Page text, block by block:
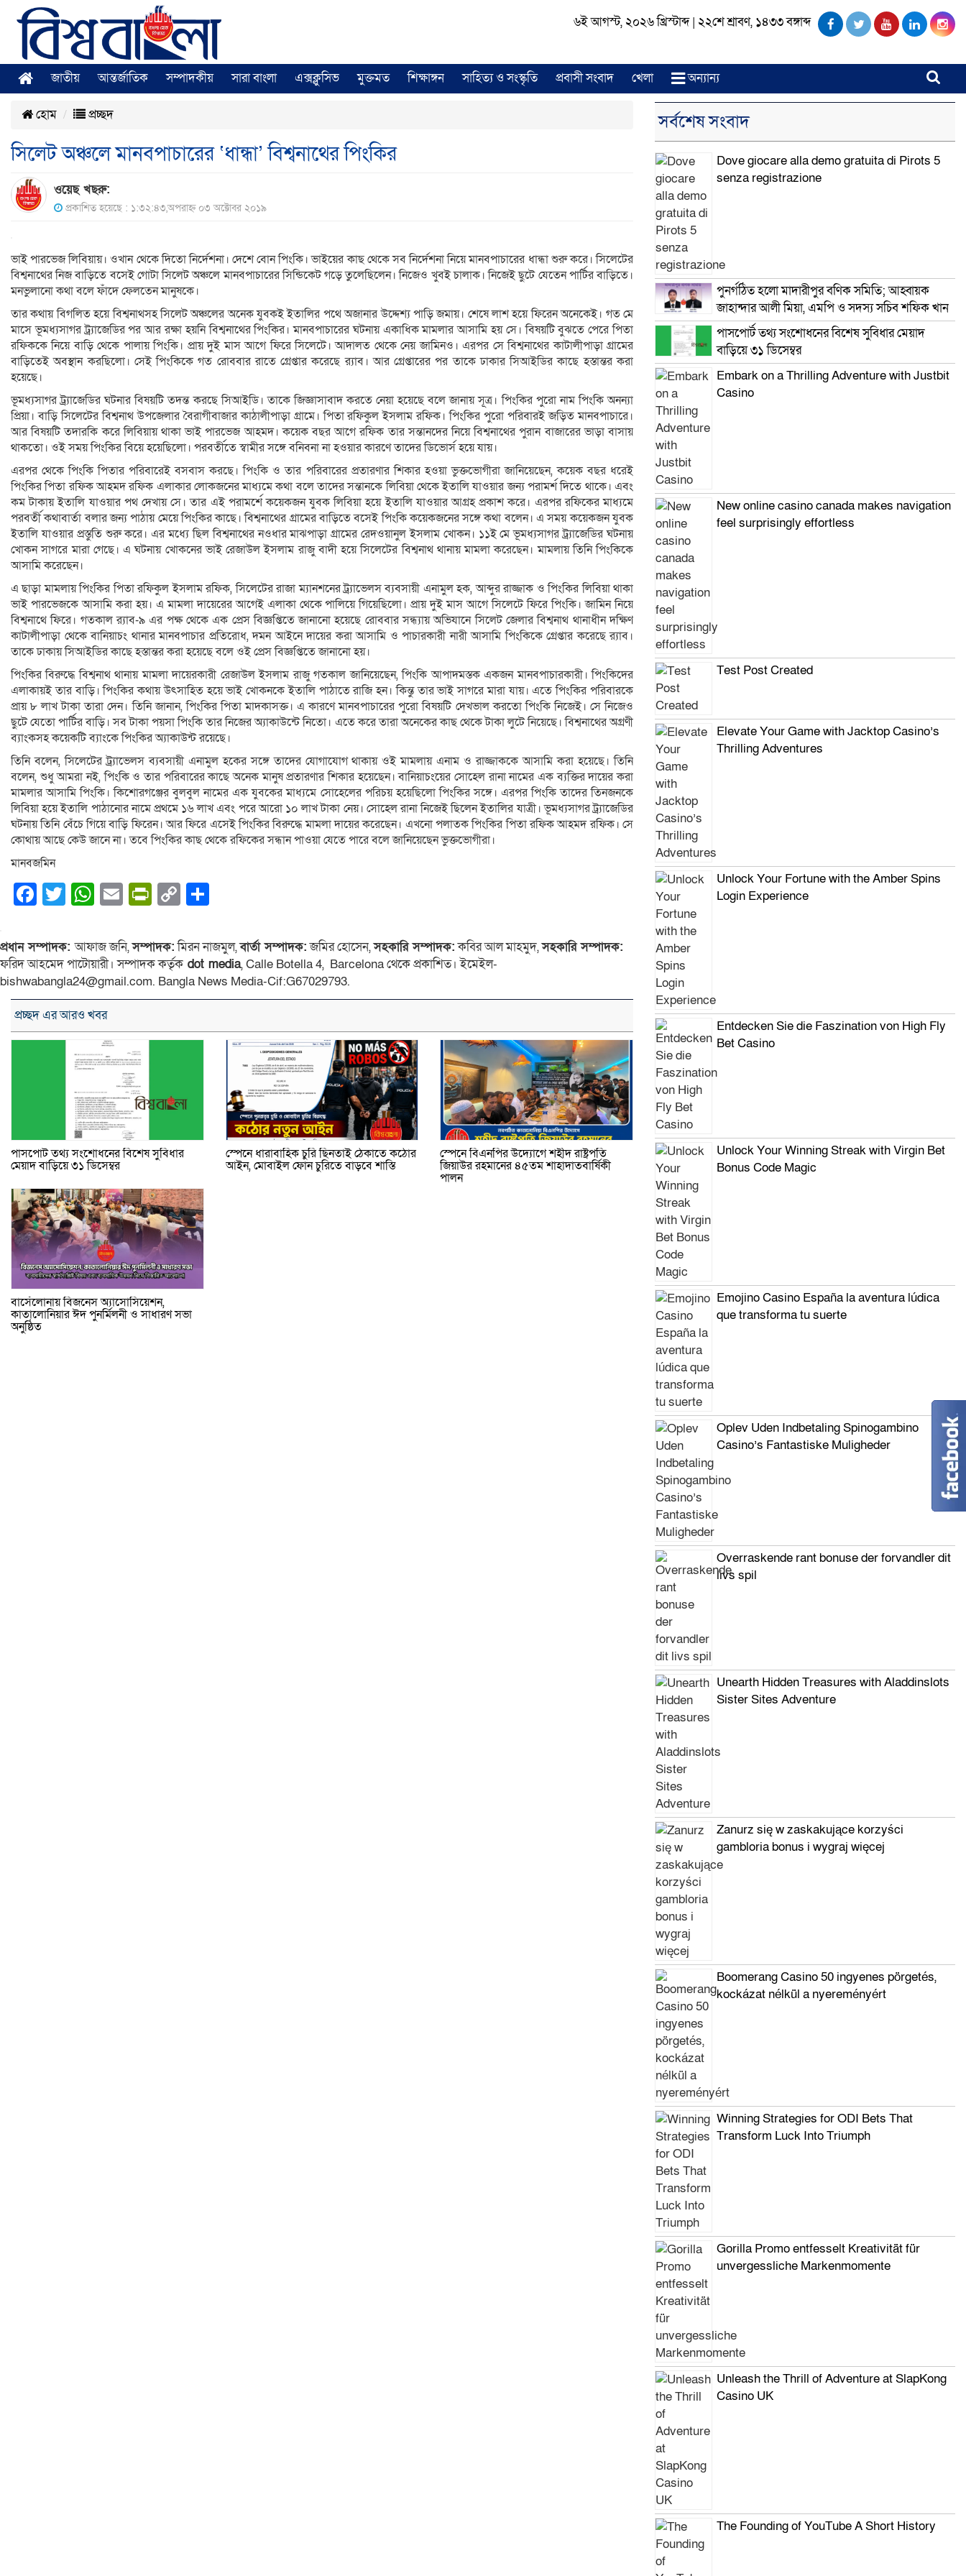
৬ই আগস্ট, ২০২৬ খ্রিস্টাব্দ| ২২শে শ্রাবণ, ১৪৩৩ বঙ্গাব্দ
জাতীয় আন্তর্জাতিক সম্পাদকীয় সারা বাংলা এক্সক্লুসিভ মুক্তমত শিক্ষাঙ্গন সাহিত্য ও সংস্কৃতি প্রবাসী সংবাদ খেলা অন্যান্য
হোম প্রচ্ছদ
সিলেট অঞ্চলে মানবপাচারের ‘ধান্ধা’ বিশ্বনাথের পিংকির
ওয়েছ খছরু:
প্রকাশিত হয়েছে : ১:৩২:৪৩,অপরাহ্ন ০৩ অক্টোবর ২০১৯
ভাই পারভেজ লিবিয়ায়। ওখান থেকে দিতো নির্দেশনা। দেশে বোন পিংকি। ভাইয়ের কাছ থেকে সব নির্দেশনা নিয়ে মানবপাচারের ধান্ধা শুরু করে। সিলেটের
বিশ্বনাথের নিজ বাড়িতে বসেই গোটা সিলেট অঞ্চলে মানবপাচারের সিন্ডিকেট গড়ে তুলেছিলেন। নিজেও খুবই চালাক। নিজেই ছুটে যেতেন পার্টির বাড়িতে।
মনভুলানো কথা বলে ফাঁদে ফেলতেন মানুষকে।
তার কথায় বিগলিত হয়ে বিশ্বনাথসহ সিলেট অঞ্চলের অনেক যুবকই ইতালির পথে অজানার উদ্দেশ্য পাড়ি জমায়। শেষে লাশ হয়ে ফিরেন অনেকেই। গত মে
মাসে ভূমধ্যসাগর ট্র্যাজেডির পর আর রক্ষা হয়নি বিশ্বনাথের পিংকির। মানবপাচারের ঘটনায় একাধিক মামলার আসামি হয় সে। বিষয়টি বুঝতে পেরে পিতা
রফিককে নিয়ে বাড়ি থেকে পালায় পিংকি। প্রায় দুই মাস আগে ফিরে সিলেটে। আদালত থেকে নেয় জামিনও। এরপর সে বিশ্বনাথের কাটালীপাড়া গ্রামের
বাড়িতেই অবস্থান করছিলো। সেই পিংকিকে গত রোববার রাতে গ্রেপ্তার করেছে র‌্যাব। আর গ্রেপ্তারের পর তাকে ঢাকার সিআইডির কাছে হস্তান্তর করা
হয়েছে।
ভূমধ্যসাগর ট্র্যাজেডির ঘটনার বিষয়টি তদন্ত করছে সিআইডি। তাকে জিজ্ঞাসাবাদ করতে নেয়া হয়েছে বলে জানায় সূত্র। পিংকির পুরো নাম পিংকি অনন্যা
প্রিয়া। বাড়ি সিলেটের বিশ্বনাথ উপজেলার বৈরাগীবাজার কাঠালীপাড়া গ্রামে। পিতা রফিকুল ইসলাম রফিক। পিংকির পুরো পরিবারই জড়িত মানবপাচারে।
আর বিষয়টি তদারকি করে লিবিয়ায় থাকা ভাই পারভেজ আহমদ। কয়েক বছর আগে রফিক তার সন্তানদের নিয়ে বিশ্বনাথের পুরান বাজারের ভাড়া বাসায়
থাকতো। ওই সময় পিংকির বিয়ে হয়েছিলো। পরবর্তীতে স্বামীর সঙ্গে বনিবনা না হওয়ার কারণে তাদের ডিভোর্স হয়ে যায়।
এরপর থেকে পিংকি পিতার পরিবারেই বসবাস করছে। পিংকি ও তার পরিবারের প্রতারণার শিকার হওয়া ভুক্তভোগীরা জানিয়েছেন, কয়েক বছর ধরেই
পিংকির পিতা রফিক আহমদ রফিক এলাকার লোকজনের মাধ্যমে কথা বলে তাদের সন্তানকে লিবিয়া থেকে ইতালি যাওয়ার জন্য পরামর্শ দিতে থাকে। এবং
কম টাকায় ইতালি যাওয়ার পথ দেখায় সে। তার এই পরামর্শে কয়েকজন যুবক লিবিয়া হয়ে ইতালি যাওয়ার আগ্রহ প্রকাশ করে। এরপর রফিকের মাধ্যমে
পরবর্তী কথাবার্তা বলার জন্য পাঠায় মেয়ে পিংকির কাছে। বিশ্বনাথের গ্রামের বাড়িতে বসেই পিংকি কয়েকজনের সঙ্গে কথা বলেন। এ সময় কয়েকজন যুবক
ইতালি যাওয়ার প্রস্তুতি শুরু করে। এর মধ্যে ছিল বিশ্বনাথের নওধার মাঝপাড়া গ্রামের রেদওয়ানুল ইসলাম খোকন। ১১ই মে ভূমধ্যসাগর ট্র্যাজেডির ঘটনায়
খোকন সাগরে মারা গেছে। এ ঘটনায় খোকনের ভাই রেজাউল ইসলাম রাজু বাদী হয়ে সিলেটের বিশ্বনাথ থানায় মামলা করেছেন। মামলায় তিনি পিংকিকে
আসামি করেছেন।
এ ছাড়া মামলায় পিংকির পিতা রফিকুল ইসলাম রফিক, সিলেটের রাজা ম্যানশনের ট্র্যাভেলস ব্যবসায়ী এনামুল হক, আব্দুর রাজ্জাক ও পিংকির লিবিয়া থাকা
ভাই পারভেজকে আসামি করা হয়। এ মামলা দায়েরের আগেই এলাকা থেকে পালিয়ে গিয়েছিলো। প্রায় দুই মাস আগে সিলেটে ফিরে পিংকি। জামিন নিয়ে
বিশ্বনাথে ফিরে। গতকাল র‌্যাব-৯ এর পক্ষ থেকে এক প্রেস বিজ্ঞপ্তিতে জানানো হয়েছে রোববার সন্ধ্যায় অভিযানে সিলেট জেলার বিশ্বনাথ থানাধীন দক্ষিণ
কাটালীপাড়া থেকে বানিয়াচং থানার মানবপাচার প্রতিরোধ, দমন আইনে দায়ের করা আসামি ও পাচারকারী নারী আসামি পিংকিকে গ্রেপ্তার করেছে র‌্যাব।
তাকে ঢাকায় সিআইডির কাছে হস্তান্তর করা হয়েছে বলে ওই প্রেস বিজ্ঞপ্তিতে জানানো হয়।
পিংকির বিরুদ্ধে বিশ্বনাথ থানায় মামলা দায়েরকারী রেজাউল ইসলাম রাজু গতকাল জানিয়েছেন, পিংকি আপাদমস্তক একজন মানবপাচারকারী। পিংকিদের
এলাকায়ই তার বাড়ি। পিংকির কথায় উৎসাহিত হয়ে ভাই খোকনকে ইতালি পাঠাতে রাজি হন। কিন্তু তার ভাই সাগরে মারা যায়। এতে পিংকির পরিবারকে
প্রায় ৮ লাখ টাকা তারা দেন। তিনি জানান, পিংকির পিতা মাদকাসক্ত। এ কারণে মানবপাচারের পুরো বিষয়টি দেখভাল করতো পিংকি নিজেই। সে নিজেও
ছুটে যেতো পার্টির বাড়ি। সব টাকা পয়সা পিংকি তার নিজের অ্যাকাউন্টে নিতো। এতে করে তারা অনেকের কাছ থেকে টাকা লুটে নিয়েছে। বিশ্বনাথের অগ্রণী
ব্যাংকসহ কয়েকটি ব্যাংকে পিংকির অ্যাকাউন্ট রয়েছে।
তিনি বলেন, সিলেটের ট্র্যাভেলস ব্যবসায়ী এনামুল হকের সঙ্গে তাদের যোগাযোগ থাকায় ওই মামলায় এনাম ও রাজ্জাককে আসামি করা হয়েছে। তিনি
বলেন, শুধু আমরা নই, পিংকি ও তার পরিবারের কাছে অনেক মানুষ প্রতারণার শিকার হয়েছেন। বানিয়াচংয়ের সোহেল রানা নামের এক ব্যক্তির দায়ের করা
মামলার আসামি পিংকি। কিশোরগঞ্জের বুলবুল নামের এক যুবকের মাধ্যমে সোহেলের পরিচয় হয়েছিলো পিংকির সঙ্গে। এরপর পিংকি তাদের তিনজনকে
লিবিয়া হয়ে ইতালি পাঠানোর নামে প্রথমে ১৬ লাখ এবং পরে আরো ১০ লাখ টাকা নেয়। সোহেল রানা নিজেই ছিলেন ইতালির যাত্রী। ভূমধ্যসাগর ট্র্যাজেডির
ঘটনায় তিনি বেঁচে গিয়ে বাড়ি ফিরেন। আর ফিরে এসেই পিংকির বিরুদ্ধে মামলা দায়ের করেছেন। এখনো পলাতক পিংকির পিতা রফিক আহমদ রফিক। সে
কোথায় আছে কেউ জানে না। তবে পিংকির কাছ থেকে রফিকের সন্ধান পাওয়া যেতে পারে বলে জানিয়েছেন ভুক্তভোগীরা।
মানবজমিন
Facebook
Twitter
WhatsApp
EmailPrintFriendly
Copy
প্রধান সম্পাদক:আফাজ জনি,সম্পাদক:মিরন নাজমুল,বার্তা সম্পাদক:জমির হোসেন,সহকারি সম্পাদক:কবির আল মাহমুদ,সহকারি সম্পাদক:
ফরিদ আহমেদ পাটোয়ারী। সম্পাদক কর্তৃক dot media, Calle Botella 4, Barcelona থেকে প্রকাশিত। ইমেইল-
bishwabangla24@gmail.com. Bangla News Media-Cif:G67029793.
প্রচ্ছদ এর আরও খবর
পাসপোর্ট তথ্য সংশোধনের বিশেষ সুবিধার
মেয়াদ বাড়িয়ে ৩১ ডিসেম্বর
স্পেনে ধারাবাহিক চুরি ছিনতাই ঠেকাতে কঠোর
আইন, মোবাইল ফোন চুরিতে বাড়বে শাস্তি
স্পেনে বিএনপির উদ্যোগে শহীদ রাষ্ট্রপতি
জিয়াউর রহমানের ৪৫তম শাহাদাতবার্ষিকী
পালন
বার্সেলোনায় বিজনেস অ্যাসোসিয়েশন,
কাতালোনিয়ার ঈদ পুনর্মিলনী ও সাধারণ সভা
অনুষ্ঠিত
সর্বশেষ সংবাদ
Dove giocare alla demo gratuita di Pirots 5
senza registrazione
পুনর্গঠিত হলো মাদারীপুর বণিক সমিতি; আহ্বায়ক
জাহান্দার আলী মিয়া, এমপি ও সদস্য সচিব শফিক খান
পাসপোর্ট তথ্য সংশোধনের বিশেষ সুবিধার মেয়াদ
বাড়িয়ে ৩১ ডিসেম্বর
Embark on a Thrilling Adventure with Justbit
Casino
New online casino canada makes navigation
feel surprisingly effortless
Test Post Created
Elevate Your Game with Jacktop Casino’s
Thrilling Adventures
Unlock Your Fortune with the Amber Spins
Login Experience
Entdecken Sie die Faszination von High Fly
Bet Casino
Unlock Your Winning Streak with Virgin Bet
Bonus Code Magic
Emojino Casino España la aventura lúdica
que transforma tu suerte
Oplev Uden Indbetaling Spinogambino
Casino’s Fantastiske Muligheder
Overraskende rant bonuse der forvandler dit
livs spil
Unearth Hidden Treasures with Aladdinslots
Sister Sites Adventure
Zanurz się w zaskakujące korzyści
gambloria bonus i wygraj więcej
Boomerang Casino 50 ingyenes pörgetés,
kockázat nélkül a nyereményért
Winning Strategies for ODI Bets That
Transform Luck Into Triumph
Gorilla Promo entfesselt Kreativität für
unvergessliche Markenmomente
Unleash the Thrill of Adventure at SlapKong
Casino UK
The Founding of YouTube A Short History